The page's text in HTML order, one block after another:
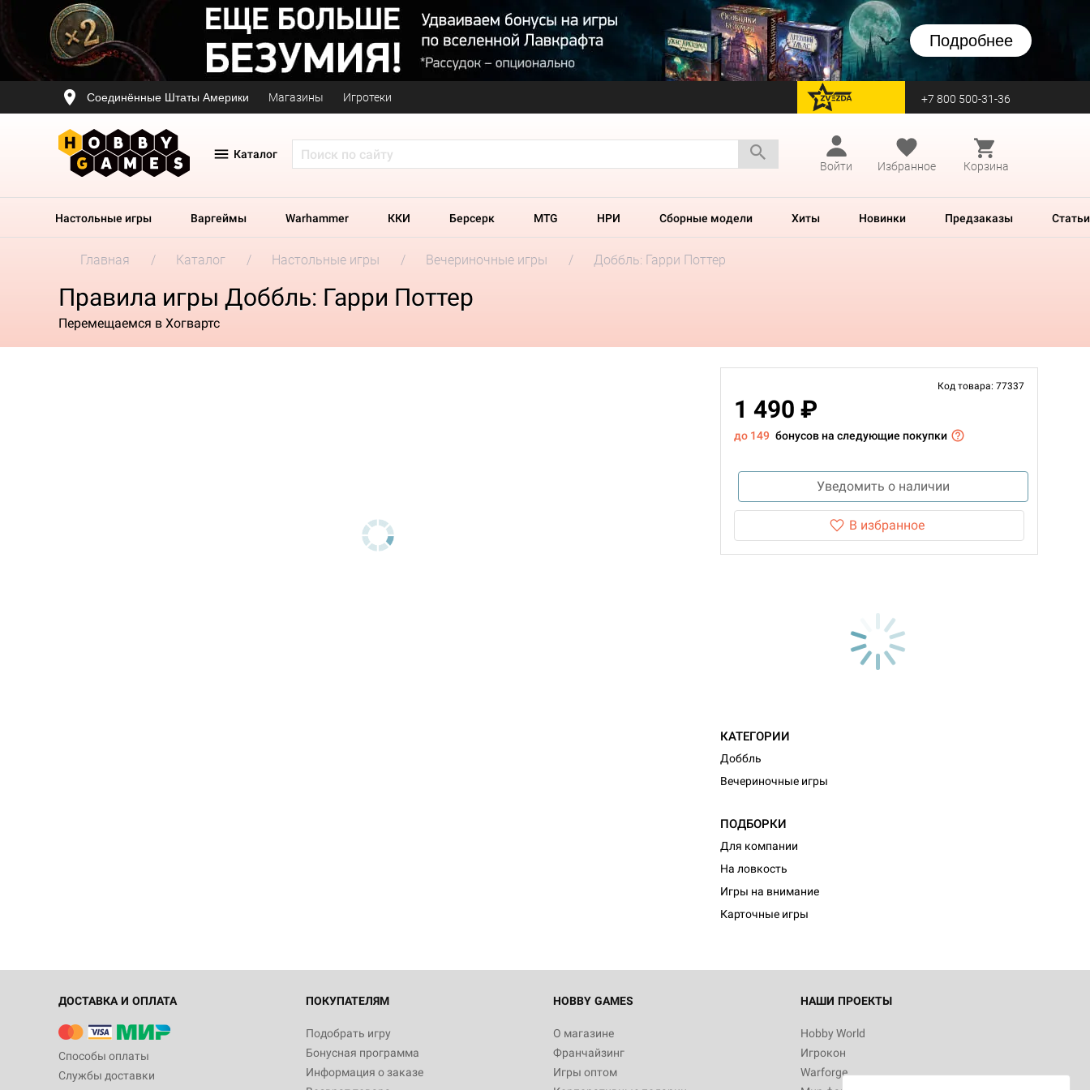
Подробнее
Соединённые Штаты Америки Магазины Игротеки перейти на Zvezda +7 800 500-31-36
Каталог
Войти
Избранное Корзина
Настольные игры Варгеймы Warhammer ККИ Берсерк MTG НРИ Сборные модели Хиты Новинки Предзаказы Статьи
Главная Каталог Настольные игры Вечериночные игры Доббль: Гарри Поттер
Правила игры Доббль: Гарри Поттер
Перемещаемся в Хогвартс
Код товара: 77337
1 490 ₽
до 149 бонусов на следующие покупки
Уведомить о наличии
В избранное
КАТЕГОРИИ
Доббль
Вечериночные игры
ПОДБОРКИ
Для компании
На ловкость
Игры на внимание
Карточные игры
ДОСТАВКА И ОПЛАТА
Способы оплаты
Службы доставки
ПОКУПАТЕЛЯМ
Подобрать игру
Бонусная программа
Информация о заказе
HOBBY GAMES
О магазине
Франчайзинг
Игры оптом
НАШИ ПРОЕКТЫ
Hobby World
Игрокон
Warforge